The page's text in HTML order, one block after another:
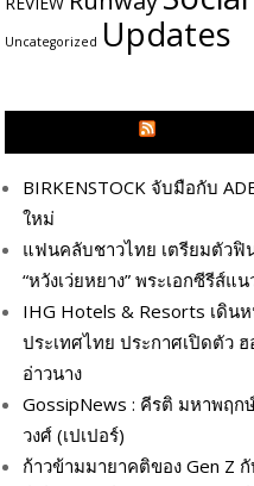
Uncategorized Updates
BIRKENSTOCK จับมือกับ
ใหม่
แฟนคลับชาวไทย เตรียมตัวฟิ
“หวังเว่ยหยาง” พระเอกซีรีส์แ
IHG Hotels & Resorts เดิน
ประเทศไทย ประกาศเปิดตัว
อ่าวนาง
GossipNews : คีรติ มหาพฤ
วงศ์ (เปเปอร์)
ก้าวข้ามมายาคติของ Gen Z